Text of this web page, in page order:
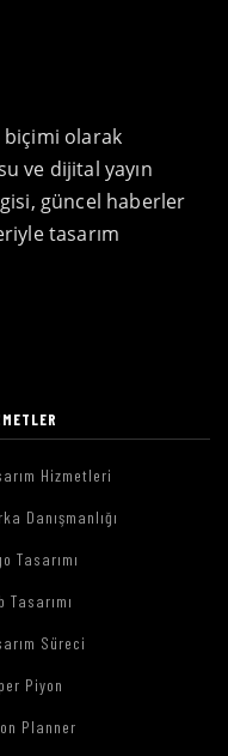
biçimi olarak
ve dijital yayın
güncel haberler
tasarım
Hizmetleri
Danışmanlığı
Tasarımı
Tasarımı
Süreci
Piyon
Planner